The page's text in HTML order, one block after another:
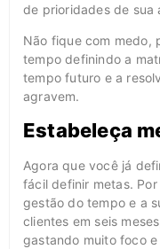
de prioridades de sua
Não fique com medo,
tempo definindo a
tempo futuro e a
agravem.
Estabeleça
Agora que você já
fácil definir metas.
gestão do tempo e a
clientes em seis
gastando muito foco